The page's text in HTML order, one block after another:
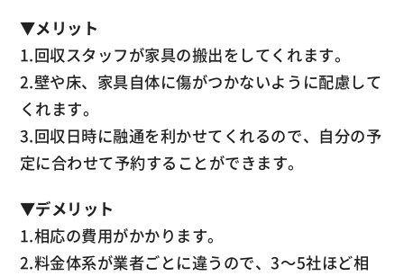
▼メリット
1.回収スタッフが家具の搬出をしてくれます。
2.壁や床、家具自体に傷がつかないように配慮して
くれます。
3.回収日時に融通を利かせてくれるので、自分の予
定に合わせて予約することができます。
▼デメリット
1.相応の費用がかかります。
2.料金体系が業者ごとに違うので、3～5社ほど相